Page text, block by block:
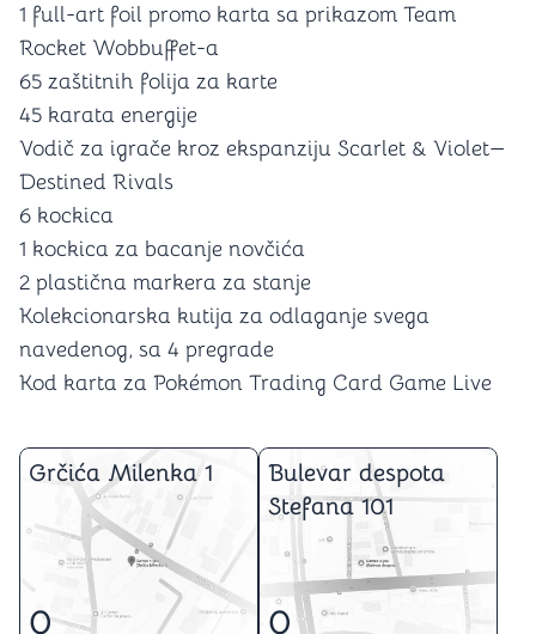
1 full-art foil promo karta sa prikazom Team
Rocket Wobbuffet-a
65 zaštitnih folija za karte
45 karata energije
Vodič za igrače kroz ekspanziju Scarlet & Violet—
Destined Rivals
6 kockica
1 kockica za bacanje novčića
2 plastična markera za stanje
Kolekcionarska kutija za odlaganje svega
navedenog, sa 4 pregrade
Kod karta za Pokémon Trading Card Game Live
Grčića Milenka 1
0
Bulevar despota
Stefana 101
0